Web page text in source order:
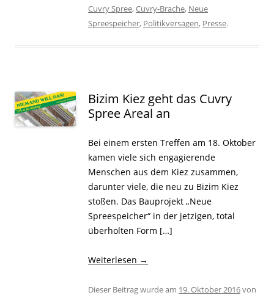
Cuvry Spree,Cuvry-Brache, Neue
Spreespeicher, Politikversagen, Presse.
Bizim Kiez geht das Cuvry
Spree Areal an
Bei einem ersten Treffen am 18. Oktober
kamen viele sich engagierende
Menschen aus dem Kiez zusammen,
darunter viele, die neu zu Bizim Kiez
stoßen. Das Bauprojekt „Neue
Spreespeicher“ in der jetzigen, total
überholten Form […]
Weiterlesen →
Dieser Beitrag wurde am 19. Oktober 2016von